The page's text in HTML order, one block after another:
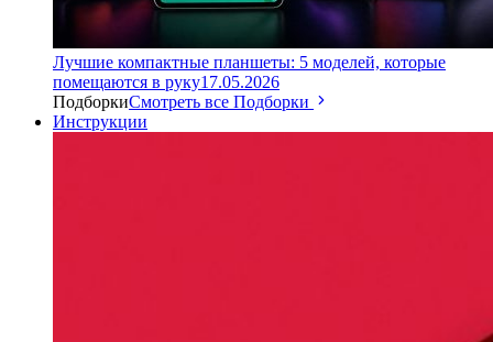
Лучшие компактные планшеты: 5 моделей, которые
помещаются в руку17.05.2026
ПодборкиСмотреть все Подборки
Инструкции